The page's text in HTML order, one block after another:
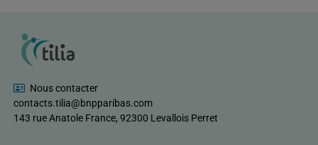
Nous contacter
contacts.tilia@bnpparibas.com
143 rue Anatole France, 92300 Levallois Perret